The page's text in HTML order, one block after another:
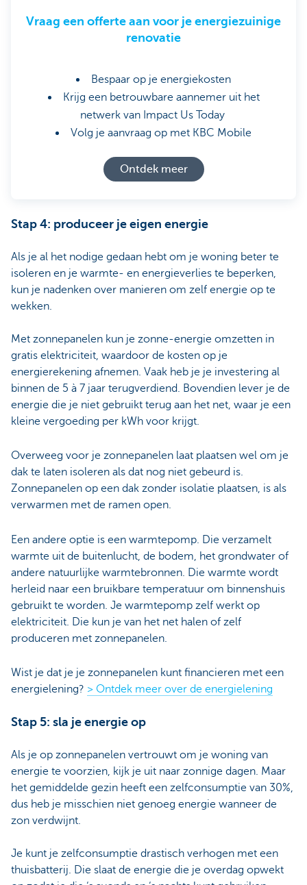
Vraag een offerte aan voor je energiezuinige
renovatie
Bespaar op je energiekosten
Krijg een betrouwbare aannemer uit het
netwerk van Impact Us Today
Volg je aanvraag op met KBC Mobile
Ontdek meer
Stap 4: produceer je eigen energie
Als je al het nodige gedaan hebt om je woning beter te
isoleren en je warmte- en energieverlies te beperken,
kun je nadenken over manieren om zelf energie op te
wekken.
Met zonnepanelen kun je zonne-energie omzetten in
gratis elektriciteit, waardoor de kosten op je
energierekening afnemen. Vaak heb je je investering al
binnen de 5 à 7 jaar terugverdiend. Bovendien lever je de
energie die je niet gebruikt terug aan het net, waar je een
kleine vergoeding per kWh voor krijgt.
Overweeg voor je zonnepanelen laat plaatsen wel om je
dak te laten isoleren als dat nog niet gebeurd is.
Zonnepanelen op een dak zonder isolatie plaatsen, is als
verwarmen met de ramen open.
Een andere optie is een warmtepomp. Die verzamelt
warmte uit de buitenlucht, de bodem, het grondwater of
andere natuurlijke warmtebronnen. Die warmte wordt
herleid naar een bruikbare temperatuur om binnenshuis
gebruikt te worden. Je warmtepomp zelf werkt op
elektriciteit. Die kun je van het net halen of zelf
produceren met zonnepanelen.
Wist je dat je je zonnepanelen kunt financieren met een
energielening? > Ontdek meer over de energielening
Stap 5: sla je energie op
Als je op zonnepanelen vertrouwt om je woning van
energie te voorzien, kijk je uit naar zonnige dagen. Maar
het gemiddelde gezin heeft een zelfconsumptie van 30%,
dus heb je misschien niet genoeg energie wanneer de
zon verdwijnt.
Je kunt je zelfconsumptie drastisch verhogen met een
thuisbatterij. Die slaat de energie die je overdag opwekt